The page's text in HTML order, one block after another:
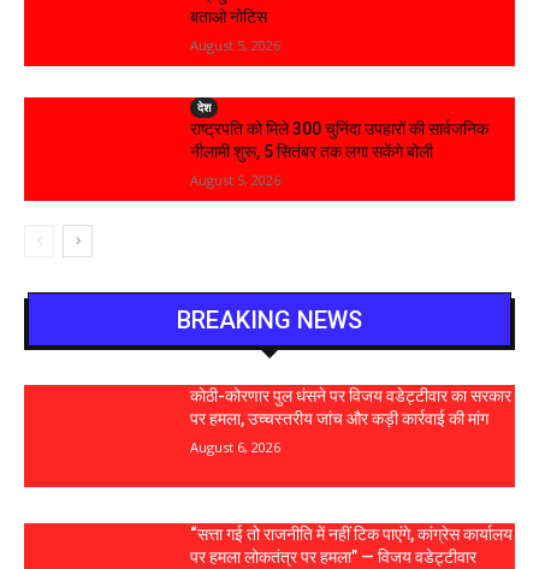
बताओ नोटिस
August 5, 2026
देश
राष्ट्रपति को मिले 300 चुनिंदा उपहारों की सार्वजनिक
नीलामी शुरू, 5 सितंबर तक लगा सकेंगे बोली
August 5, 2026
BREAKING NEWS
कोठी-कोरणार पुल धंसने पर विजय वडेट्टीवार का सरकार
पर हमला, उच्चस्तरीय जांच और कड़ी कार्रवाई की मांग
August 6, 2026
“सत्ता गई तो राजनीति में नहीं टिक पाएंगे, कांग्रेस कार्यालय
पर हमला लोकतंत्र पर हमला” — विजय वडेट्टीवार